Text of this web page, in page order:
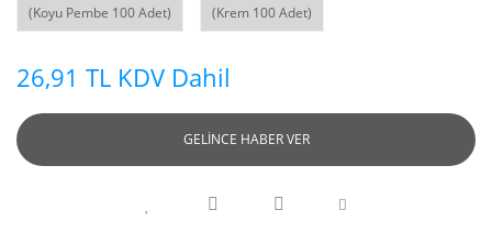
(Koyu Pembe 100 Adet) (Krem 100 Adet)
26,91 TL KDV Dahil
GELİNCE HABER VER